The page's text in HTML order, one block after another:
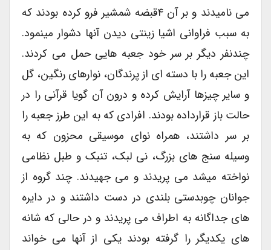
می نامیدند و بر آن ۴قبضه شمشیر فرو کرده بودند که
به سبب فراوانی اشیا زینتی دیدن آنها دشوار می‏نمود.
چندنفر دیگر بر سر خود جعبه هایی حمل می کردند.
این جعبه را با دسته ای از پرندگان، نوارهای رنگین، گل
و سایر چیزها آرایش کرده و درون آن گویا قرآنی را در
حالت باز قرارداده بودند. افرادی که به این طرز جعبه را
بر سر داشتند، همراه نوای موسیقی محزون که به
وسیله سنج های بزرگ، نی لبک، تنبک و طبل نظامی
نواخته می‏شد می پریدند و می جهیدند. چند گروه از
جوانان چوبدستی بلندی در دست داشتند و در دایره
های جداگانه به اطراف می پریدند و در حالی که شانه
های یکدیگر را گرفته بودند یکی از آنها می خواند